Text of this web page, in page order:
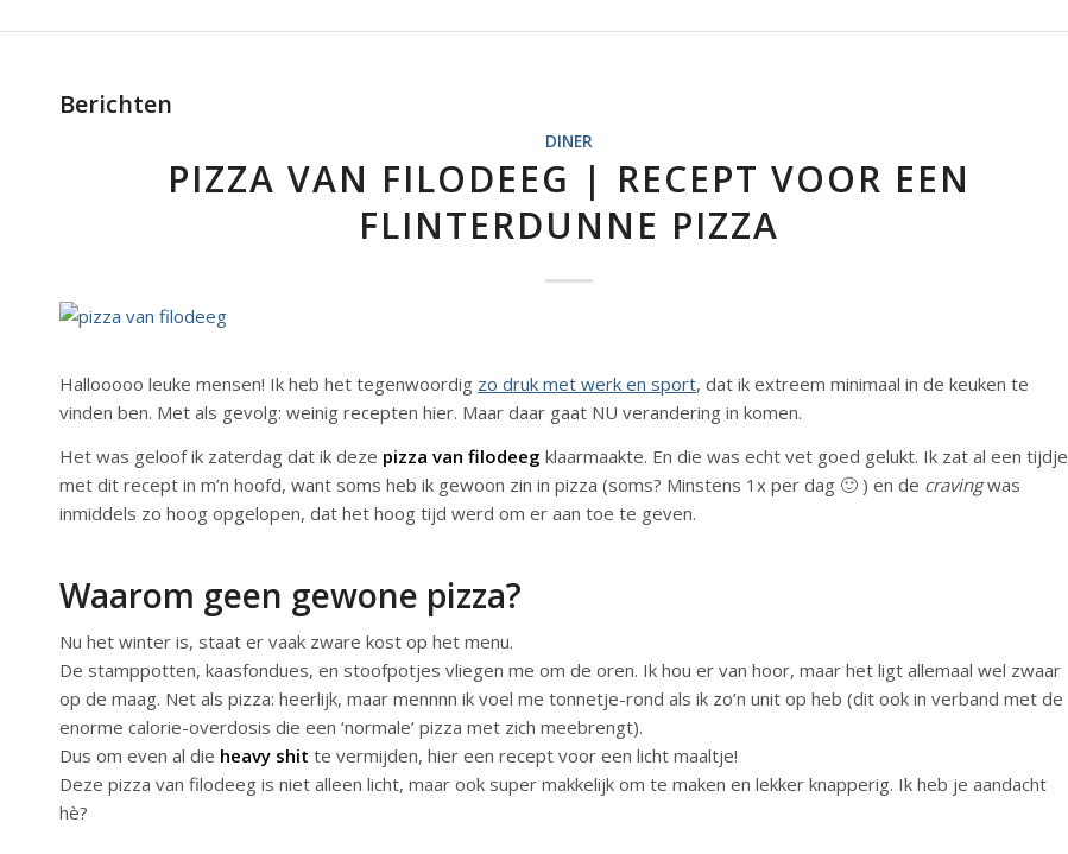
Berichten
DINER
PIZZA VAN FILODEEG | RECEPT VOOR EEN
FLINTERDUNNE PIZZA
Hallooooo leuke mensen! Ik heb het tegenwoordig zo druk met werk en sport, dat ik extreem minimaal in de keuken te
vinden ben. Met als gevolg: weinig recepten hier. Maar daar gaat NU verandering in komen.
Het was geloof ik zaterdag dat ik deze pizza van filodeeg klaarmaakte. En die was echt vet goed gelukt. Ik zat al een tijdje
met dit recept in m’n hoofd, want soms heb ik gewoon zin in pizza (soms? Minstens 1x per dag 🙂 ) en de cravingwas
inmiddels zo hoog opgelopen, dat het hoog tijd werd om er aan toe te geven.
Waarom geen gewone pizza?
Nu het winter is, staat er vaak zware kost op het menu.
De stamppotten, kaasfondues, en stoofpotjes vliegen me om de oren. Ik hou er van hoor, maar het ligt allemaal wel zwaar
op de maag. Net als pizza: heerlijk, maar mennnn ik voel me tonnetje-rond als ik zo’n unit op heb (dit ook in verband met de
enorme calorie-overdosis die een ‘normale’ pizza met zich meebrengt).
Dus om even al die heavy shit te vermijden, hier een recept voor een licht maaltje!
Deze pizza van filodeeg is niet alleen licht, maar ook super makkelijk om te maken en lekker knapperig. Ik heb je aandacht
hè?